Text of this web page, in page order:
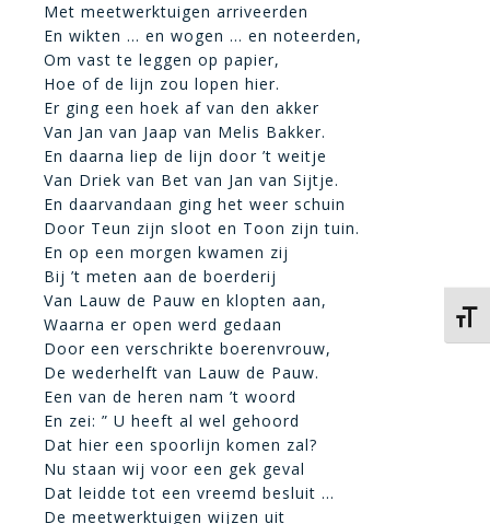
Met meetwerktuigen arriveerden
En wikten … en wogen … en noteerden,
Om vast te leggen op papier,
Hoe of de lijn zou lopen hier.
Er ging een hoek af van den akker
Van Jan van Jaap van Melis Bakker.
En daarna liep de lijn door ’t weitje
Van Driek van Bet van Jan van Sijtje.
En daarvandaan ging het weer schuin
Door Teun zijn sloot en Toon zijn tuin.
En op een morgen kwamen zij
Bij ’t meten aan de boerderij
Van Lauw de Pauw en klopten aan,
Waarna er open werd gedaan
Door een verschrikte boerenvrouw,
De wederhelft van Lauw de Pauw.
Een van de heren nam ’t woord
En zei: ” U heeft al wel gehoord
Dat hier een spoorlijn komen zal?
Nu staan wij voor een gek geval
Dat leidde tot een vreemd besluit …
De meetwerktuigen wijzen uit